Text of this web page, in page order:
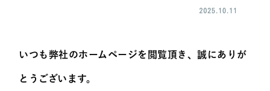
いつも弊社のホームページを閲覧頂き、誠にありが
とうございます。